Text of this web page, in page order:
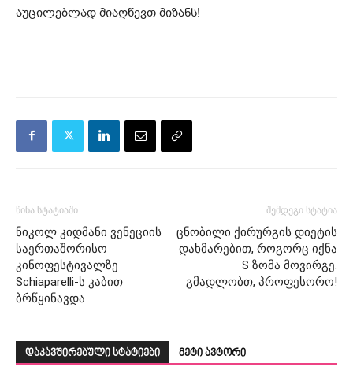
აუცილებლად მიაღწევთ მიზანს!
წინა სტატიაში
ნიკოლ კიდმანი ვენეციის
საერთაშორისო
კინოფესტივალზე
Schiaparelli-ს კაბით
ბრწყინავდა
შემდეგი სტატია
ცნობილი ქირურგის დიეტის
დახმარებით, როგორც იქნა
S ზომა მოვირგე.
გმადლობთ, პროფესორო!
დაკავშირებული სტატიები მეტი ავტორი